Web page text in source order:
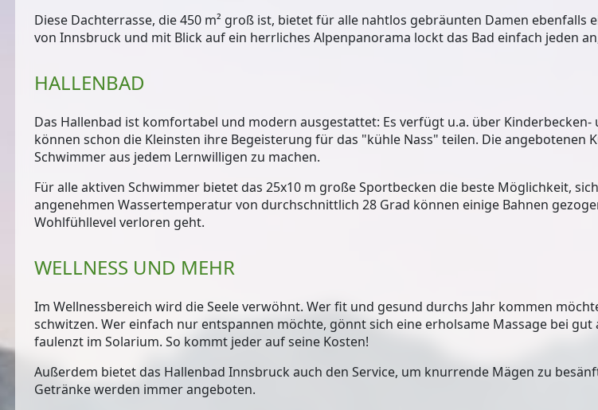
Diese Dachterrasse, die 450 m² groß ist, bietet für alle nahtlos gebräunten Damen ebenfalls
von Innsbruck und mit Blick auf ein herrliches Alpenpanorama lockt das Bad einfach jeden
HALLENBAD
Das Hallenbad ist komfortabel und modern ausgestattet: Es verfügt u.a. über Kinderbecken-
können schon die Kleinsten ihre Begeisterung für das "kühle Nass" teilen. Die angebotenen
Schwimmer aus jedem Lernwilligen zu machen.
Für alle aktiven Schwimmer bietet das 25x10 m großeSportbecken die beste Möglichkeit,
angenehmen Wassertemperatur von durchschnittlich 28 Grad können einige Bahnen
Wohlfühllevel verloren geht.
WELLNESS UND MEHR
Im Wellnessbereich wird die Seele verwöhnt. Wer fit und gesund durchs Jahr kommen
schwitzen. Wer einfach nur entspannen möchte, gönnt sich eine erholsame Massage bei gut
faulenzt im Solarium. So kommt jeder auf seine Kosten!
Außerdem bietet das Hallenbad Innsbruck auch den Service, um knurrende Mägen zu
Getränke werden immer angeboten.